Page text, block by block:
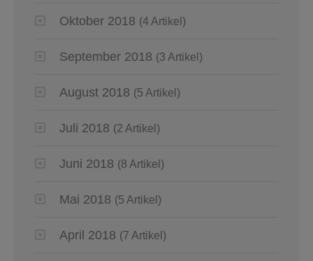
Oktober 2018 (4 Artikel)
September 2018 (3 Artikel)
August 2018 (5 Artikel)
Juli 2018 (2 Artikel)
Juni 2018 (8 Artikel)
Mai 2018 (5 Artikel)
April 2018 (7 Artikel)